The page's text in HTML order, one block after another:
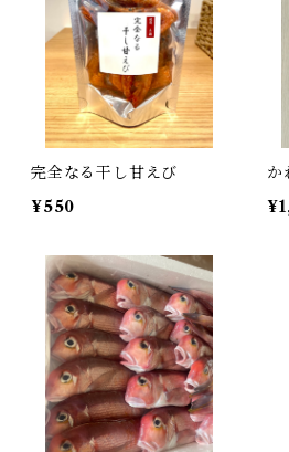
完全なる干し甘えび
¥550
か